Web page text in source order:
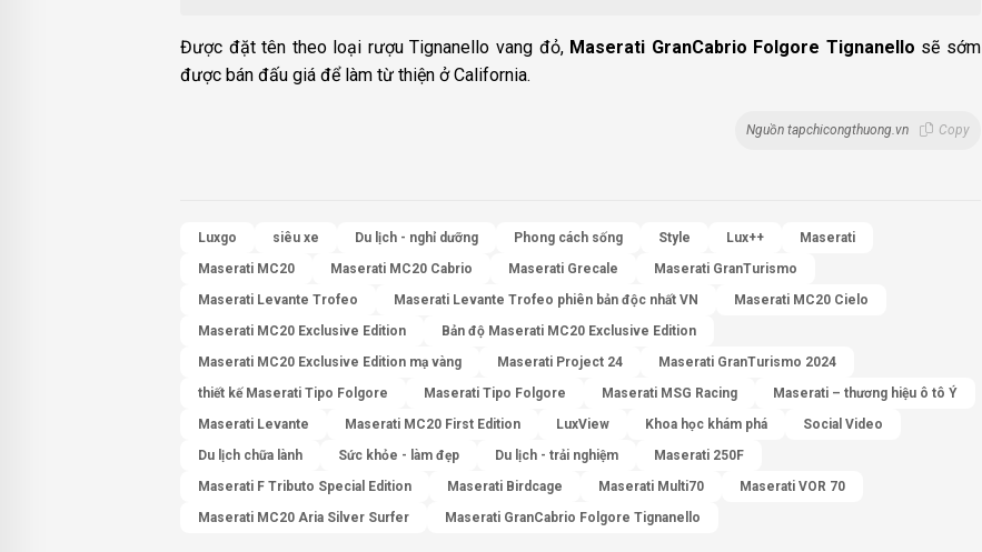
Được đặt tên theo loại rượu Tignanello vang đỏ, Maserati GranCabrio Folgore Tignanello sẽ sớm
được bán đấu giá để làm từ thiện ở California.
Nguồn tapchicongthuong.vn Copy
Luxgo siêu xe Du lịch - nghỉ dưỡng Phong cách sống Style Lux++
Maserati
Maserati MC20
Maserati MC20 Cabrio Maserati Grecale
Maserati GranTurismo
Maserati Levante Trofeo
Maserati Levante Trofeo phiên bản độc nhất VN
Maserati MC20 Cielo
Maserati MC20 Exclusive Edition
Bản độ Maserati MC20 Exclusive Edition
Maserati MC20 Exclusive Edition mạ vàng
Maserati Project 24
Maserati GranTurismo 2024
thiết kế Maserati Tipo Folgore
Maserati Tipo Folgore Maserati MSG Racing
Maserati – thương hiệu ô tô Ý
Maserati Levante
Maserati MC20 First Edition LuxView Khoa học khám phá
Social Video
Du lịch chữa lành
Sức khỏe - làm đẹp Du lịch - trải nghiệm
Maserati 250F
Maserati F Tributo Special Edition
Maserati Birdcage Maserati Multi70
Maserati VOR 70
Maserati MC20 Aria Silver Surfer
Maserati GranCabrio Folgore Tignanello